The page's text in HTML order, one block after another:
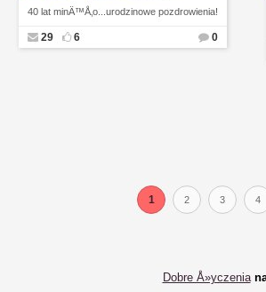
40 lat minÄ™Å‚o...urodzinowe pozdrowienia!
29 6 0
1 2 3 4
Dobre Å»yczenia